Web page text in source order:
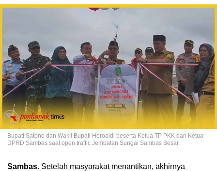
Bupati Satono dan Wakil Bupati Heroaldi beserta Ketua TP PKK dan Ketua
DPRD Sambas saat open traffic Jembatan Sungai Sambas Besar.
Sambas. Setelah masyarakat menantikan, akhirnya